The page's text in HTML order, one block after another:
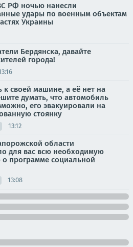
РФ ночью нанесли
удары по военным объектам
Украины
Бердянска, давайте
города!
к своей машине, а её нет на
думать, что автомобиль
его эвакуировали на
стоянку
13:12
области
для вас всю необходимую
программе социальной
13:08